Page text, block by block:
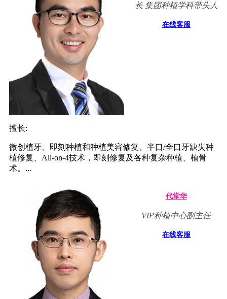
长 集团种植学科带头人
在线客服
擅长:
微创植牙、即刻种植和种植美容修复、半口/全口牙缺失种
植修复、All-on-4技术，即刻修复及各种复杂种植、植骨
术。...
代堂华
VIP种植中心副主任
在线客服